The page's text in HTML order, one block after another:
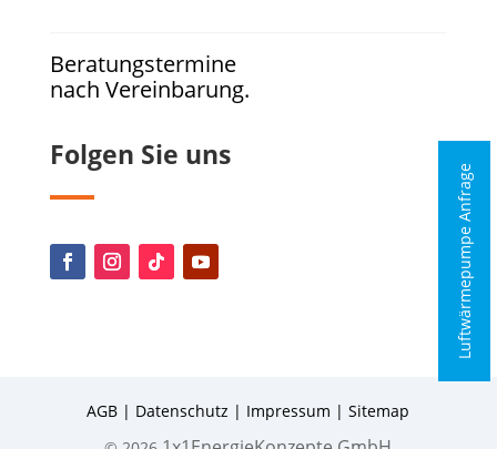
Beratungstermine
nach Vereinbarung.
Folgen Sie uns
AGB | Datenschutz | Impressum |Sitemap
Luftwärmepumpe Anfrage